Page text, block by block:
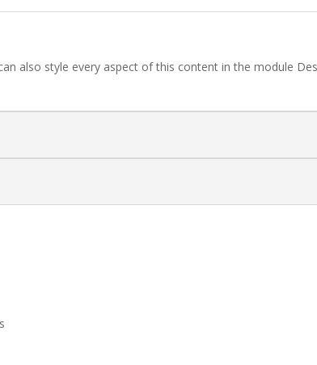
also style every aspect of this content in the module